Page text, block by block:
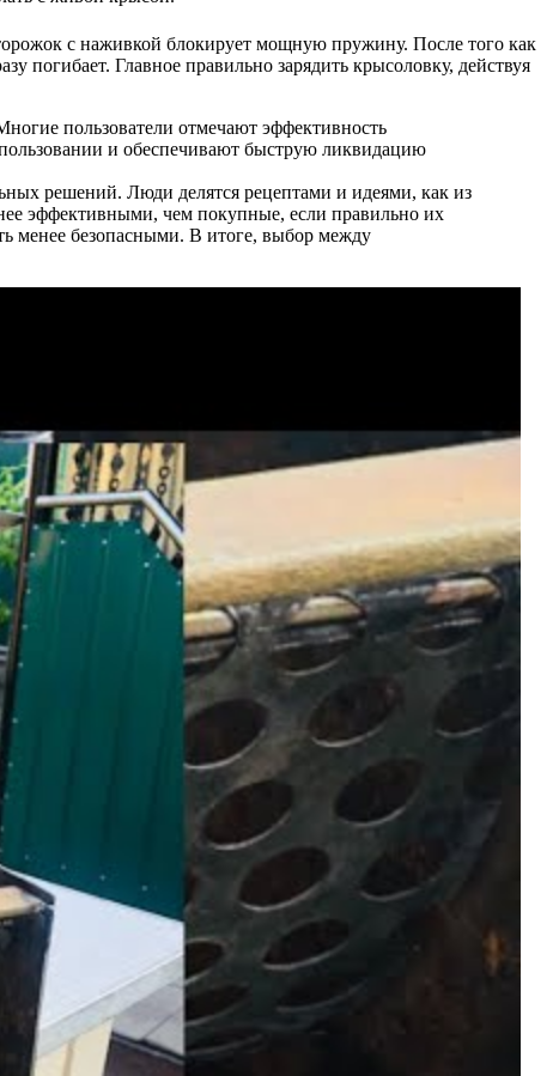
с наживкой блокирует мощную пружину. После того как
погибает. Главное правильно зарядить крысоловку, действуя
пользователи отмечают эффективность
и обеспечивают быструю ликвидацию
решений. Люди делятся рецептами и идеями, как из
эффективными, чем покупные, если правильно их
менее безопасными. В итоге, выбор между